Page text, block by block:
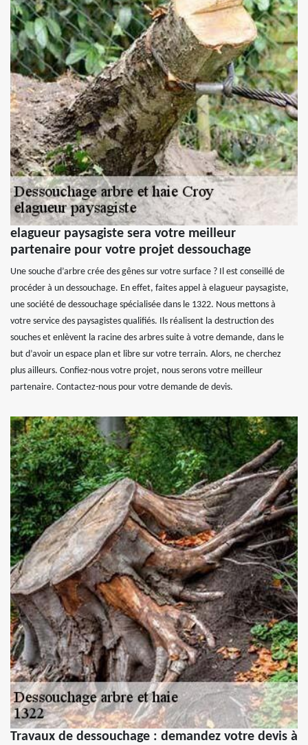
elagueur paysagiste sera votre meilleur
partenaire pour votre projet dessouchage
Une souche d’arbre crée des gênes sur votre surface ? Il est conseillé de
procéder à un dessouchage. En effet, faites appel à elagueur paysagiste,
une société de dessouchage spécialisée dans le 1322. Nous mettons à
votre service des paysagistes qualifiés. Ils réalisent la destruction des
souches et enlèvent la racine des arbres suite à votre demande, dans le
but d’avoir un espace plan et libre sur votre terrain. Alors, ne cherchez
plus ailleurs. Confiez-nous votre projet, nous serons votre meilleur
partenaire. Contactez-nous pour votre demande de devis.
Travaux de dessouchage : demandez votre devis à